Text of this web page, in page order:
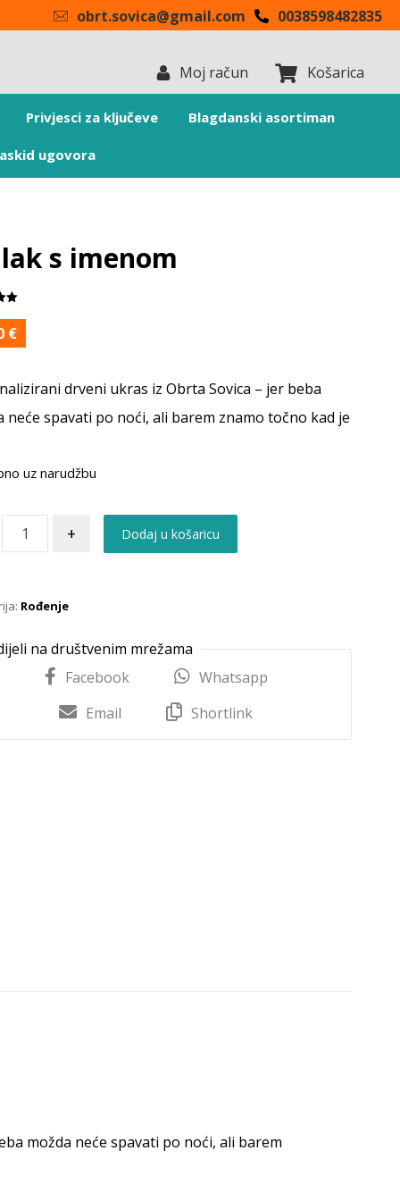
0038598482835
obrt.sovica@gmail.com
Košarica
Moj račun
Privjesci za ključeve Blagdanski asortiman
ugovora
s imenom
€
drveni ukras iz Obrta Sovica – jer beba
neće spavati po noći, ali barem znamo točno kad je
uz narudžbu
+ Dodaj u košaricu
Rođenje
Facebook
Whatsapp
Email
Shortlink
možda neće spavati po noći, ali barem